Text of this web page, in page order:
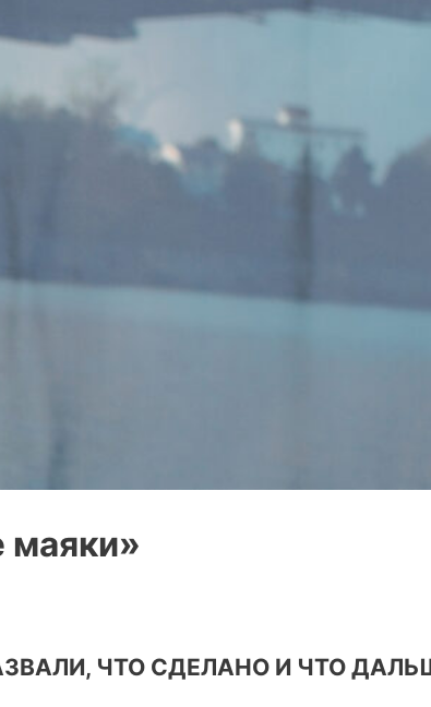
маяки»
ЧТО СДЕЛАНО И ЧТО